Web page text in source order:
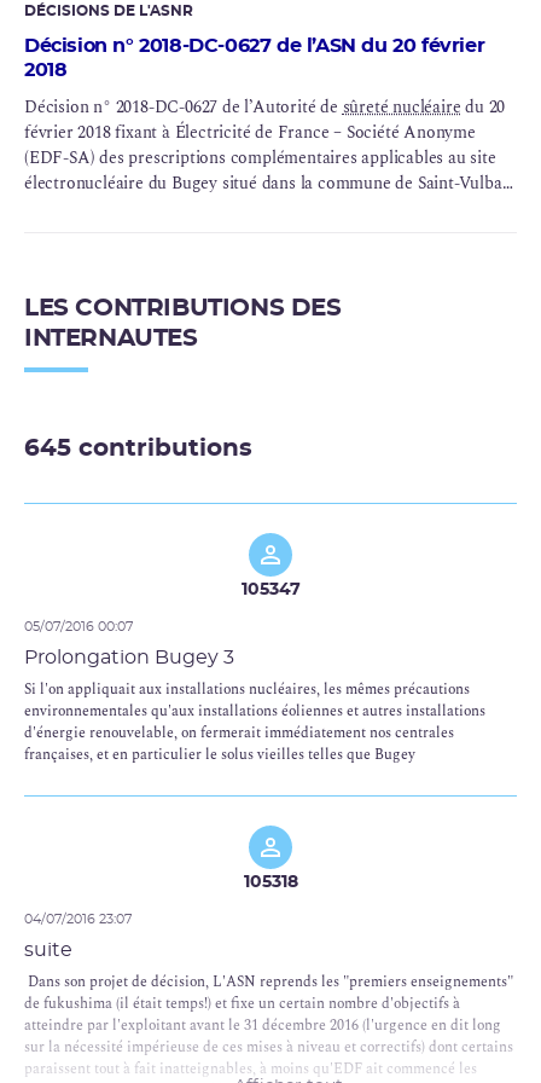
DÉCISIONS DE L'ASNR
Décision n° 2018-DC-0627 de l’ASN du 20 février
2018
Décision n° 2018-DC-0627 de l’Autorité de sûreté nucléairedu 20
février 2018 fixant à Électricité de France – Société Anonyme
(EDF-SA) des prescriptions complémentaires applicables au site
électronucléaire du Bugey situé dans la commune de Saint-Vulbas
LES CONTRIBUTIONS DES
INTERNAUTES
645 contributions
105347
05/07/2016 00:07
Prolongation Bugey 3
Si l'on appliquait aux installations nucléaires, les mêmes précautions
environnementales qu'aux installations éoliennes et autres installations
d'énergie renouvelable, on fermerait immédiatement nos centrales
françaises, et en particulier le solus vieilles telles que Bugey
105318
04/07/2016 23:07
suite
Dans son projet de décision, L'ASN reprends les "premiers enseignements"
de fukushima (il était temps!) et fixe un certain nombre d'objectifs à
atteindre par l'exploitant avant le 31 décembre 2016 (l'urgence en dit long
sur la nécessité impérieuse de ces mises à niveau et correctifs) dont certains
paraissent tout à fait inatteignables, à moins qu'EDF ait commencé les